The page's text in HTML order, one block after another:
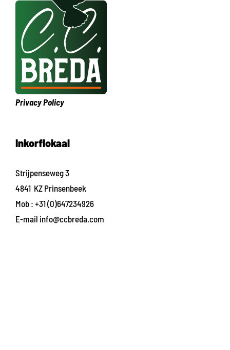
Privacy Policy
Inkorflokaal
Strijpenseweg 3
4841 KZ Prinsenbeek
Mob : +31 (0)647234926
E-mail info@ccbreda.com